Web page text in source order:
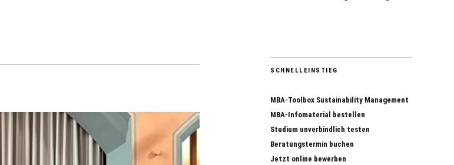
SCHNELLEINSTIEG
MBA-Toolbox Sustainability Management
MBA-Infomaterial bestellen
Studium unverbindlich testen
Beratungstermin buchen
Jetzt online bewerben